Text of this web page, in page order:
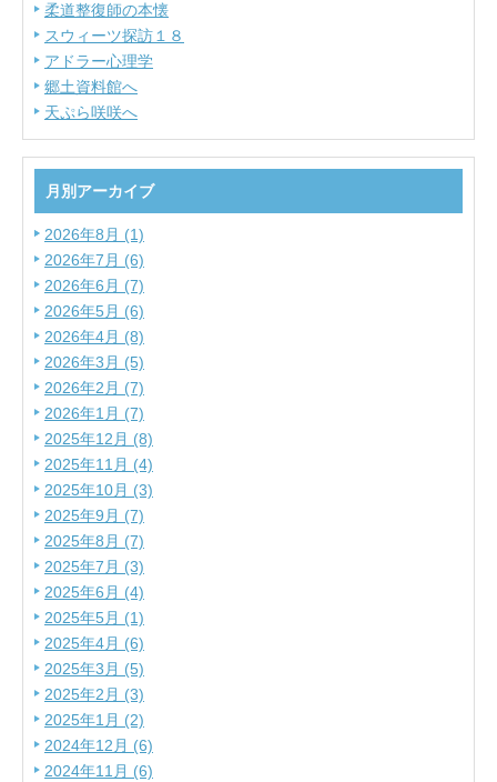
柔道整復師の本懐
スウィーツ探訪１８
アドラー心理学
郷土資料館へ
天ぷら咲咲へ
月別アーカイブ
2026年8月 (1)
2026年7月 (6)
2026年6月 (7)
2026年5月 (6)
2026年4月 (8)
2026年3月 (5)
2026年2月 (7)
2026年1月 (7)
2025年12月 (8)
2025年11月 (4)
2025年10月 (3)
2025年9月 (7)
2025年8月 (7)
2025年7月 (3)
2025年6月 (4)
2025年5月 (1)
2025年4月 (6)
2025年3月 (5)
2025年2月 (3)
2025年1月 (2)
2024年12月 (6)
2024年11月 (6)